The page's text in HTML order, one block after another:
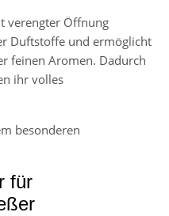
verengter Öffnung
Duftstoffe und ermöglicht
feinen Aromen. Dadurch
ihr volles
besonderen
für